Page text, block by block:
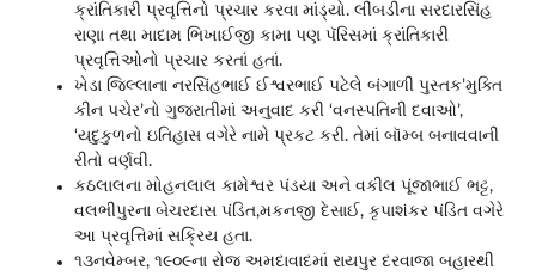
ક્રાંતિકારી પ્રવૃત્તિનો પ્રચાર કરવા માંડ્યો. લીંબડીના સરદારસિંહ
રાણા તથા માદામ ભિખાઈજી કામા પણ પૅરિસમાં ક્રાંતિકારી
પ્રવૃત્તિઓનો પ્રચાર કરતાં હતાં.
ખેડા જિલ્લાના નરસિંહભાઈ ઈશ્વરભાઈ પટેલે બંગાળી પુસ્તક’મુક્તિ
કીન પચેર’નો ગુજરાતીમાં અનુવાદ કરી ‘વનસ્પતિની દવાઓ’,
‘યદુકુળનો ઇતિહાસ વગેરે નામે પ્રકટ કરી. તેમાં બૉમ્બ બનાવવાની
રીતો વર્ણવી.
કઠલાલના મોહનલાલ કામેશ્વર પંડયા અને વકીલ પૂંજાભાઈ ભટ્ટ,
વલભીપુરના બેચરદાસ પંડિત,મકનજી દેસાઈ, કૃપાશંકર પંડિત વગેરે
આ પ્રવૃત્તિમાં સક્રિય હતા.
૧૩નવેમ્બર, ૧૯૦૯ના રોજ અમદાવાદમાં રાયપુર દરવાજા બહારથી